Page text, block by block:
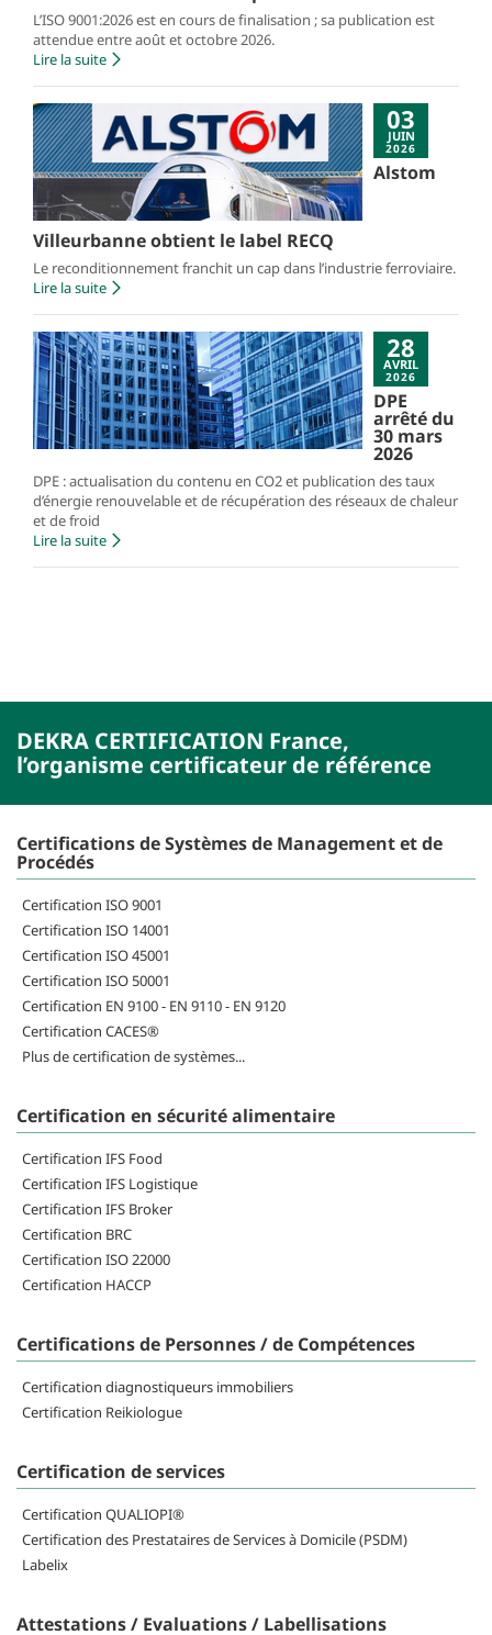
L’ISO 9001:2026 est en cours de finalisation ; sa publication est
attendue entre août et octobre 2026.
Lire la suite
03
JUIN
2026
Alstom
Villeurbanne obtient le label RECQ
Le reconditionnement franchit un cap dans l’industrie ferroviaire.
Lire la suite
28
AVRIL
2026
DPE
arrêté du
30 mars
2026
DPE : actualisation du contenu en CO2 et publication des taux
d’énergie renouvelable et de récupération des réseaux de chaleur
et de froid
Lire la suite
DEKRA CERTIFICATION France,
l’organisme certificateur de référence
Certifications de Systèmes de Management et de
Procédés
Certification ISO 9001
Certification ISO 14001
Certification ISO 45001
Certification ISO 50001
Certification EN 9100 - EN 9110 - EN 9120
Certification CACES®
Plus de certification de systèmes...
Certification en sécurité alimentaire
Certification IFS Food
Certification IFS Logistique
Certification IFS Broker
Certification BRC
Certification ISO 22000
Certification HACCP
Certifications de Personnes / de Compétences
Certification diagnostiqueurs immobiliers
Certification Reikiologue
Certification de services
Certification QUALIOPI®
Certification des Prestataires de Services à Domicile (PSDM)
Labelix
Attestations / Evaluations / Labellisations